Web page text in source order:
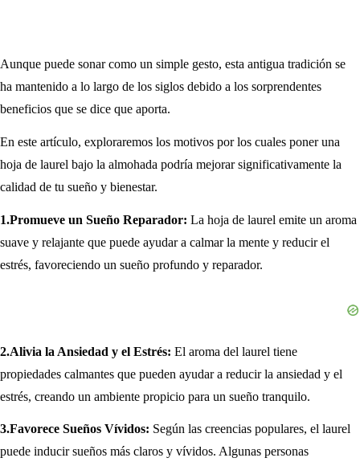
Aunque puede sonar como un simple gesto, esta antigua tradición se
ha mantenido a lo largo de los siglos debido a los sorprendentes
beneficios que se dice que aporta.
En este artículo, exploraremos los motivos por los cuales poner una
hoja de laurel bajo la almohada podría mejorar significativamente la
calidad de tu sueño y bienestar.
1.Promueve un Sueño Reparador: La hoja de laurel emite un aroma
suave y relajante que puede ayudar a calmar la mente y reducir el
estrés, favoreciendo un sueño profundo y reparador.
2.Alivia la Ansiedad y el Estrés: El aroma del laurel tiene
propiedades calmantes que pueden ayudar a reducir la ansiedad y el
estrés, creando un ambiente propicio para un sueño tranquilo.
3.Favorece Sueños Vívidos: Según las creencias populares, el laurel
puede inducir sueños más claros y vívidos. Algunas personas